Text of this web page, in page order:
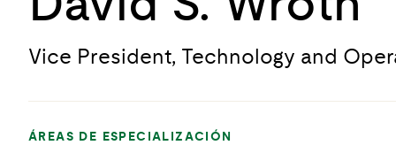
Vice President, Technology and
ÁREAS DE ESPECIALIZACIÓN